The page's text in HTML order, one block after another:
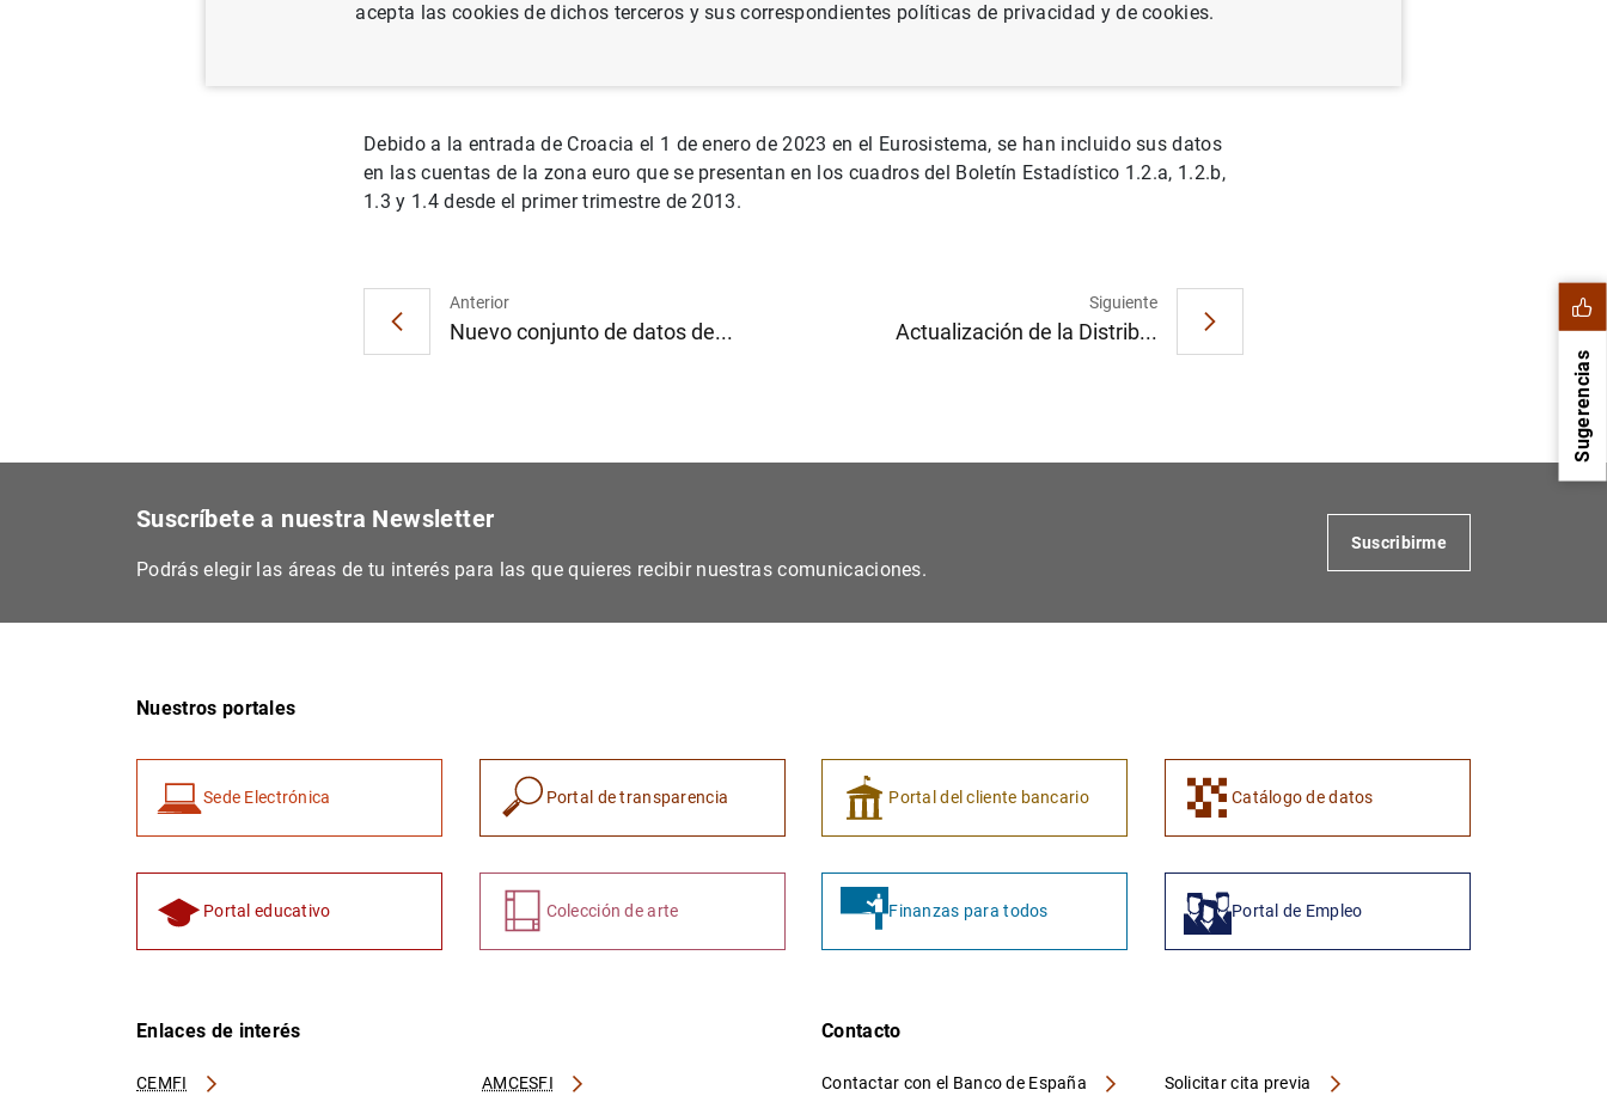
Debido a la entrada de Croacia el 1 de enero de 2023 en el Eurosistema, se han incluido sus datos
en las cuentas de la zona euro que se presentan en los cuadros del Boletín Estadístico 1.2.a, 1.2.b,
1.3 y 1.4 desde el primer trimestre de 2013.
Anterior
Nuevo conjunto de datos de...
Siguiente
Actualización de la Distrib...
Sugerencias
Suscríbete a nuestra Newsletter
Podrás elegir las áreas de tu interés para las que quieres recibir nuestras comunicaciones.
Suscribirme
Nuestros portales
Sede Electrónica Portal de transparencia Portal del cliente bancario Catálogo de datos
Portal educativo Colección de arte Finanzas para todos Portal de Empleo
Enlaces de interés
CEMFI AMCESFI
Contacto
Contactar con el Banco de España Solicitar cita previa
acepta las cookies de dichos terceros y sus correspondientes políticas de privacidad y de cookies.